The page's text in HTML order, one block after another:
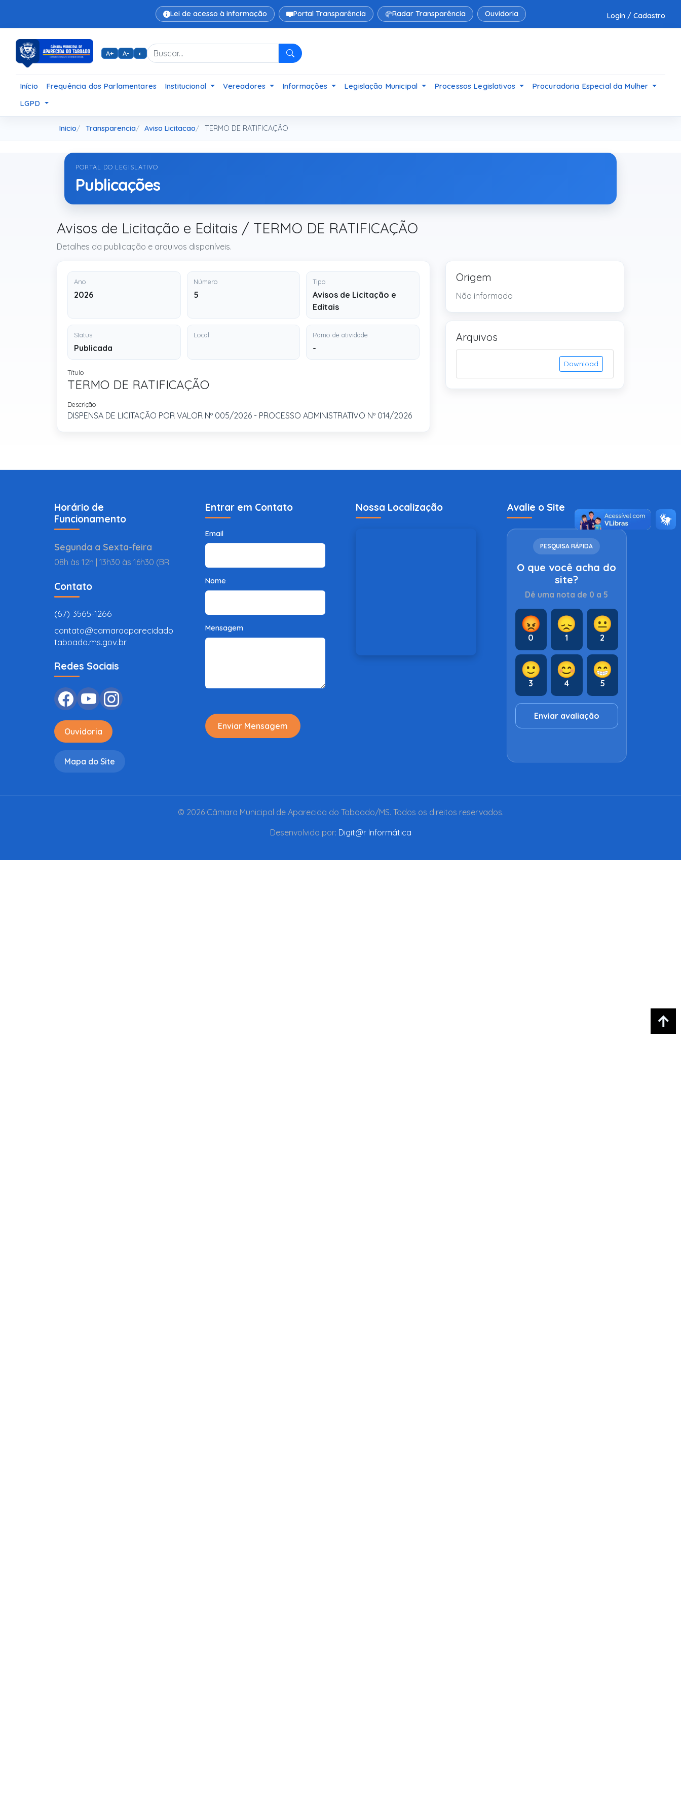
Lei de acesso à informação Portal Transparência Radar Transparência Ouvidoria Login / Cadastro
A+ A- ◐
Pesquisar
Início Frequência dos Parlamentares Institucional Vereadores Informações Legislação Municipal Processos Legislativos
Procuradoria Especial da Mulher
LGPD
Inicio Transparencia Aviso Licitacao TERMO DE RATIFICAÇÃO
PORTAL DO LEGISLATIVO
Publicações
Avisos de Licitação e Editais / TERMO DE RATIFICAÇÃO
Detalhes da publicação e arquivos disponíveis.
Ano
2026
Número
5
Tipo
Avisos de Licitação e
Editais
Status
Publicada
Local Ramo de atividade
-
Título
TERMO DE RATIFICAÇÃO
Descrição
DISPENSA DE LICITAÇÃO POR VALOR Nº 005/2026 - PROCESSO ADMINISTRATIVO Nº 014/2026
Origem
Não informado
Arquivos
Download
Horário de
Funcionamento
Segunda a Sexta-feira
08h às 12h | 13h30 às 16h30 (BR
Contato
(67) 3565-1266
contato@camaraaparecidado
taboado.ms.gov.br
Redes Sociais
Ouvidoria
Mapa do Site
Entrar em Contato
Email
Nome
Mensagem
Enviar Mensagem
Nossa Localização Avalie o Site
PESQUISA RÁPIDA
O que você acha do
site?
Dê uma nota de 0 a 5
😡
0
😞
1
😐
2
🙂
3
😊
4
😁
5
Enviar avaliação
© 2026 Câmara Municipal de Aparecida do Taboado/MS. Todos os direitos reservados.
Desenvolvido por: Digit@r Informática